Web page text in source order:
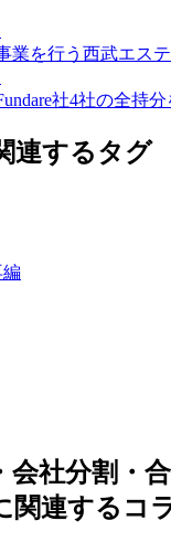
業を行う西武エス
社4社の全持
連するタグ
編
会社分割・
関連するコ